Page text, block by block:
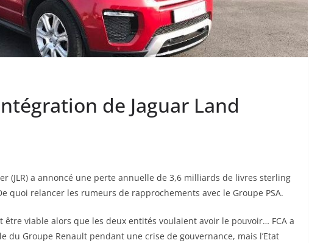
de Jaguar Land
(JLR) a annoncé une perte annuelle de 3,6 milliards de livres sterling
quoi relancer les rumeurs de rapprochements avec le Groupe PSA.
être viable alors que les deux entités voulaient avoir le pouvoir… FCA a
du Groupe Renault pendant une crise de gouvernance, mais l’Etat